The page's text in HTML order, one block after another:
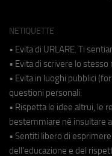
NETIQUETTE
• Evita di URLARE. Ti
• Evita di scrivere lo
• Evita in luoghi pubblici
questioni personali.
• Rispetta le idee altrui, le
bestemmiare né insultare
• Sentiti libero di
dell'educazione e del